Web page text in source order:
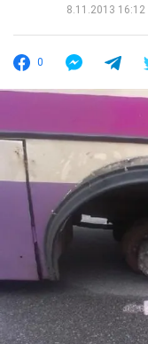
8.11.2013 16:12
0